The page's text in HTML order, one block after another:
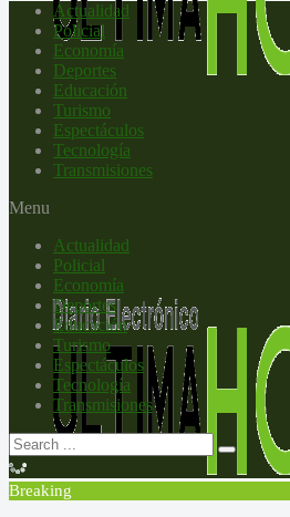
Actualidad
Policial
Economía
Deportes
Educación
Turismo
Espectáculos
Tecnología
Transmisiones
Menu
Actualidad
Policial
Economía
Deportes
Educación
Turismo
Espectáculos
Tecnología
Transmisiones
Breaking